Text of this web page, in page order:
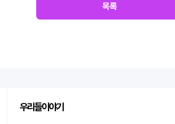
목록
우리들이야기